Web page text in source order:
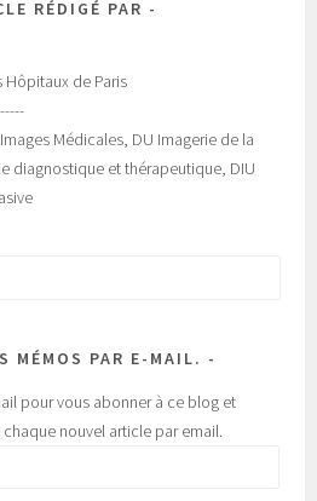
RÉDIGÉ PAR
Hôpitaux de Paris
Médicales, DU Imagerie de la
diagnostique et thérapeutique, DIU
MÉMOS PAR E-MAIL.
pour vous abonner à ce blog et
nouvel article par email.